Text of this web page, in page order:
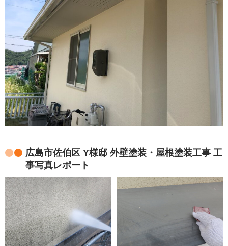
広島市佐伯区 Y様邸 外壁塗装・屋根塗装工事 工
事写真レポート